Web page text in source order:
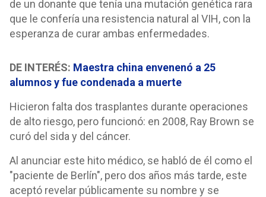
de un donante que tenía una mutación genética rara
que le confería una resistencia natural al VIH, con la
esperanza de curar ambas enfermedades.
DE INTERÉS: Maestra china envenenó a 25
alumnos y fue condenada a muerte
Hicieron falta dos trasplantes durante operaciones
de alto riesgo, pero funcionó: en 2008, Ray Brown se
curó del sida y del cáncer.
Al anunciar este hito médico, se habló de él como el
"paciente de Berlín", pero dos años más tarde, este
aceptó revelar públicamente su nombre y se